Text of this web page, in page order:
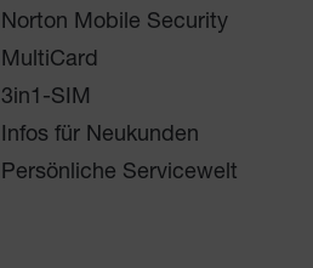
Norton Mobile Security
MultiCard
3in1-SIM
Infos für Neukunden
Persönliche Servicewelt